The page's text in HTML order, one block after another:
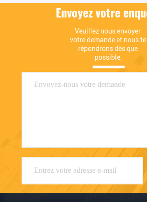
Envoyez votre
Veuillez nous envoyer
votre demande et nous te
répondrons dès que
possible.